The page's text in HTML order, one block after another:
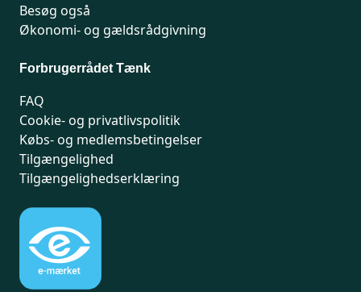
Besøg også
Økonomi- og gældsrådgivning
Forbrugerrådet Tænk
FAQ
Cookie- og privatlivspolitik
Købs- og medlemsbetingelser
Tilgængelighed
Tilgængelighedserklæring